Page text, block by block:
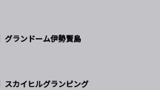
グランドーム伊勢賢島
スカイヒルグランピング